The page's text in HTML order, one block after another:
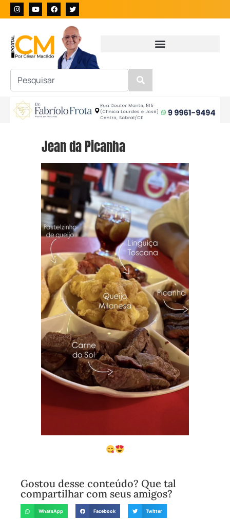
Jean da Picanha
Gostou desse conteúdo? Que tal
compartilhar com seus amigos?
WhatsApp Facebook Twitter